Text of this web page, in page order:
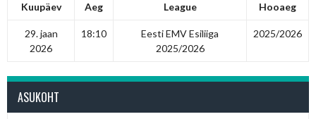
Kuupäev Aeg League Hooaeg
29. jaan
2026
18:10
Eesti EMV Esiliiga
2025/2026
2025/2026
ASUKOHT